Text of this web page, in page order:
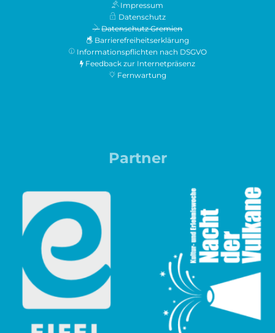
Impressum
Datenschutz
Datenschutz Gremien
Barrierefreiheitserklärung
Informationspflichten nach DSGVO
Feedback zur Internetpräsenz
Fernwartung
Partner